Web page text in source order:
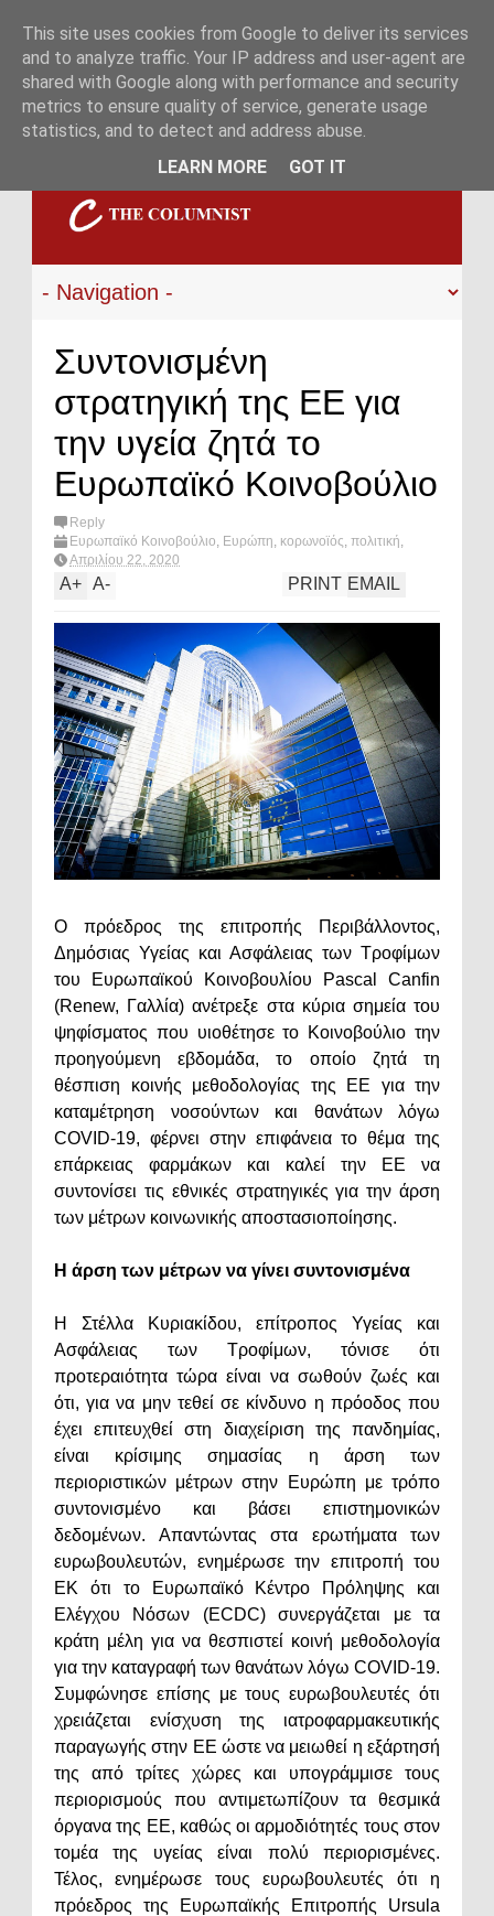
Συντονισμένη
στρατηγική της ΕΕ για
την υγεία ζητά το
Ευρωπαϊκό Κοινοβούλιο
Reply
Ευρωπαϊκό Κοινοβούλιο, Ευρώπη, κορωνοϊός, πολιτική,
υγεια,What's hot?
Απριλίου 22, 2020
A+ A- EMAIL
PRINT
Ο πρόεδρος της επιτροπής Περιβάλλοντος,
Δημόσιας Υγείας και Ασφάλειας των Τροφίμων
του Ευρωπαϊκού Κοινοβουλίου Pascal Canfin
(Renew, Γαλλία) ανέτρεξε στα κύρια σημεία του
ψηφίσματος που υιοθέτησε το Κοινοβούλιο την
προηγούμενη εβδομάδα, το οποίο ζητά τη
θέσπιση κοινής μεθοδολογίας της ΕΕ για την
καταμέτρηση νοσούντων και θανάτων λόγω
COVID-19, φέρνει στην επιφάνεια το θέμα της
επάρκειας φαρμάκων και καλεί την ΕΕ να
συντονίσει τις εθνικές στρατηγικές για την άρση
των μέτρων κοινωνικής αποστασιοποίησης.
Η άρση των μέτρων να γίνει συντονισμένα
Η Στέλλα Κυριακίδου, επίτροπος Υγείας και
Ασφάλειας των Τροφίμων, τόνισε ότι
προτεραιότητα τώρα είναι να σωθούν ζωές και
ότι, για να μην τεθεί σε κίνδυνο η πρόοδος που
έχει επιτευχθεί στη διαχείριση της πανδημίας,
είναι κρίσιμης σημασίας η άρση των
περιοριστικών μέτρων στην Ευρώπη με τρόπο
συντονισμένο και βάσει επιστημονικών
δεδομένων. Απαντώντας στα ερωτήματα των
ευρωβουλευτών, ενημέρωσε την επιτροπή του
ΕΚ ότι το Ευρωπαϊκό Κέντρο Πρόληψης και
Ελέγχου Νόσων (ECDC) συνεργάζεται με τα
κράτη μέλη για να θεσπιστεί κοινή μεθοδολογία
για την καταγραφή των θανάτων λόγω COVID-19.
Συμφώνησε επίσης με τους ευρωβουλευτές ότι
χρειάζεται ενίσχυση της ιατροφαρμακευτικής
παραγωγής στην ΕΕ ώστε να μειωθεί η εξάρτησή
της από τρίτες χώρες και υπογράμμισε τους
περιορισμούς που αντιμετωπίζουν τα θεσμικά
όργανα της ΕΕ, καθώς οι αρμοδιότητές τους στον
τομέα της υγείας είναι πολύ περιορισμένες.
Τέλος, ενημέρωσε τους ευρωβουλευτές ότι η
πρόεδρος της Ευρωπαϊκής Επιτροπής Ursula
This site uses cookies from Google to deliver its services
and to analyze traffic. Your IP address and user-agent are
shared with Google along with performance and security
metrics to ensure quality of service, generate usage
statistics, and to detect and address abuse.
LEARN MORE
GOT IT